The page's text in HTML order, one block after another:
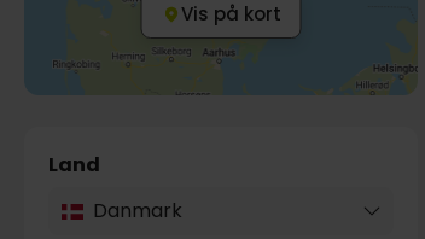
Vis på kort
Land
Danmark